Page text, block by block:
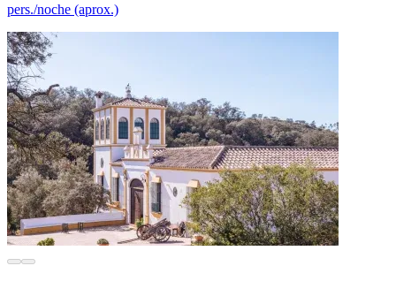
pers./noche (aprox.)